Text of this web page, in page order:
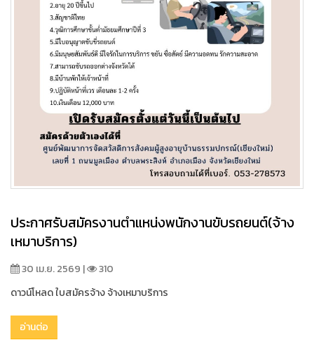
ประกาศรับสมัครงานตำแหน่งพนักงานขับรถยนต์(จ้าง
เหมาบริการ)
30 เม.ย. 2569 |
310
ดาวน์โหลด ใบสมัครจ้าง จ้างเหมาบริการ
อ่านต่อ